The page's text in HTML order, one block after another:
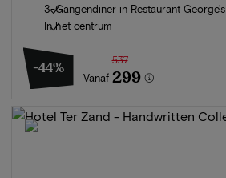
3-Gangendiner in Restaurant George's
In het centrum
-44%
Vanaf
537
299